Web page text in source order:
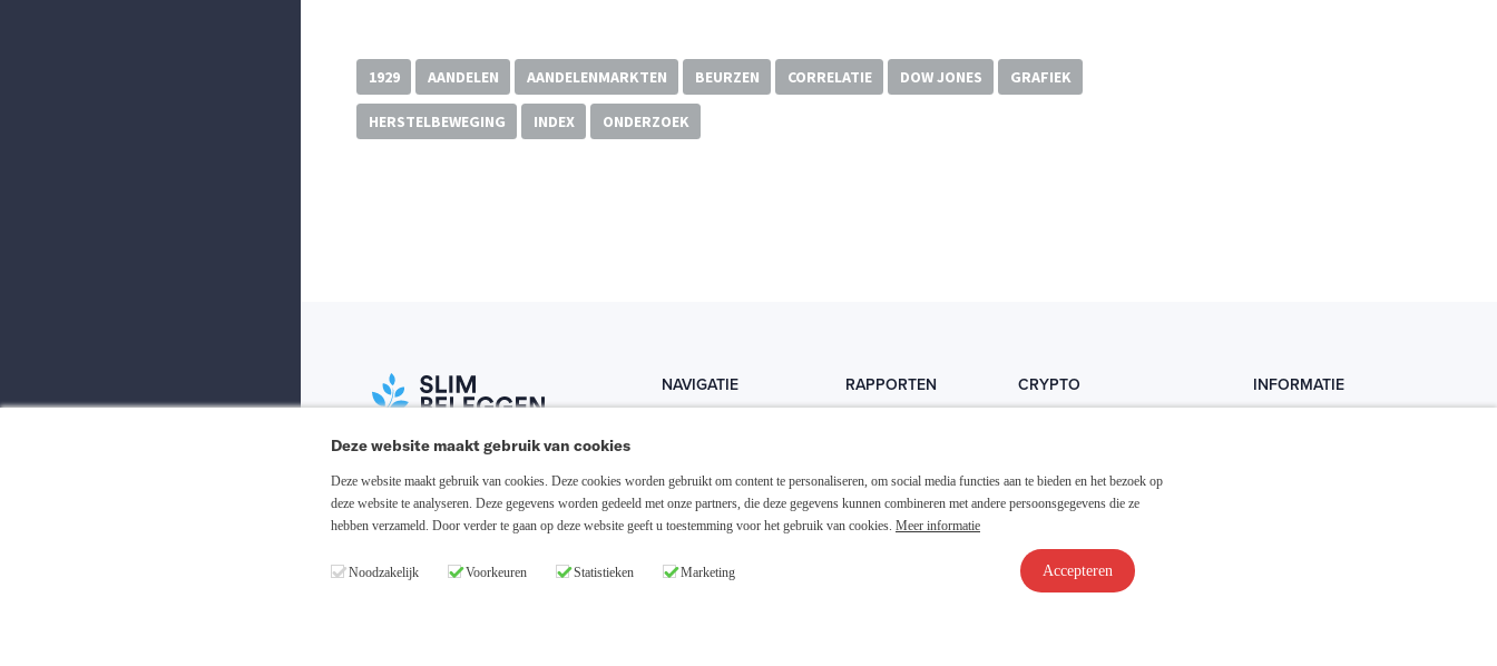
1929 AANDELEN AANDELENMARKTEN BEURZEN CORRELATIE DOW JONES GRAFIEK
HERSTELBEWEGING INDEX ONDERZOEK
NAVIGATIE
Media links
RAPPORTEN
Dividend
CRYPTO
Crypto koopgids
INFORMATIE
Deze website maakt gebruik van cookies
Deze website maakt gebruik van cookies. Deze cookies worden gebruikt om content te personaliseren, om social media functies aan te bieden en het bezoek op
deze website te analyseren. Deze gegevens worden gedeeld met onze partners, die deze gegevens kunnen combineren met andere persoonsgegevens die ze
hebben verzameld. Door verder te gaan op deze website geeft u toestemming voor het gebruik van cookies. Meer informatie
Noodzakelijk Voorkeuren Statistieken Marketing Accepteren